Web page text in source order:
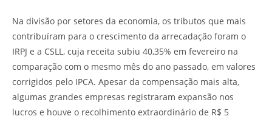
Na divisão por setores da economia, os tributos que mais
contribuíram para o crescimento da arrecadação foram o
IRPJ e a CSLL, cuja receita subiu 40,35% em fevereiro na
comparação com o mesmo mês do ano passado, em valores
corrigidos pelo IPCA. Apesar da compensação mais alta,
algumas grandes empresas registraram expansão nos
lucros e houve o recolhimento extraordinário de R$ 5